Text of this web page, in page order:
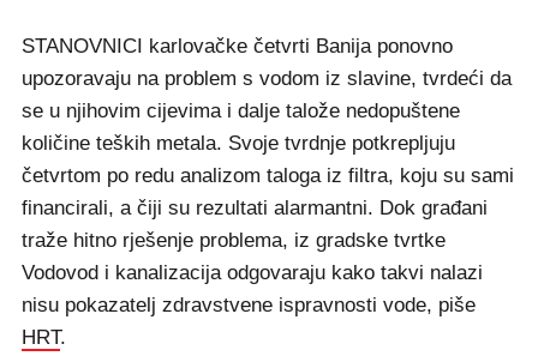
STANOVNICI karlovačke četvrti Banija ponovno
upozoravaju na problem s vodom iz slavine, tvrdeći da
se u njihovim cijevima i dalje talože nedopuštene
količine teških metala. Svoje tvrdnje potkrepljuju
četvrtom po redu analizom taloga iz filtra, koju su sami
financirali, a čiji su rezultati alarmantni. Dok građani
traže hitno rješenje problema, iz gradske tvrtke
Vodovod i kanalizacija odgovaraju kako takvi nalazi
nisu pokazatelj zdravstvene ispravnosti vode, piše
HRT.